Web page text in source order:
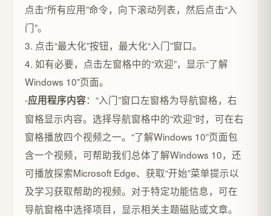
点击“所有应用”命令，向下滚动列表，然后点击“入
门”。
3. 点击“最大化”按钮，最大化“入门”窗口。
4. 如有必要，点击左窗格中的“欢迎”，显示“了解
Windows 10”页面。
-应用程序内容：“入门”窗口左窗格为导航窗格，右
窗格显示内容。选择导航窗格中的“欢迎”时，可在右
窗格播放四个视频之一。“了解Windows 10”页面包
含一个视频，可帮助我们总体了解Windows 10，还
可播放探索Microsoft Edge、获取“开始”菜单提示以
及学习获取帮助的视频。对于特定功能信息，可在
导航窗格中选择项目，显示相关主题磁贴或文章。